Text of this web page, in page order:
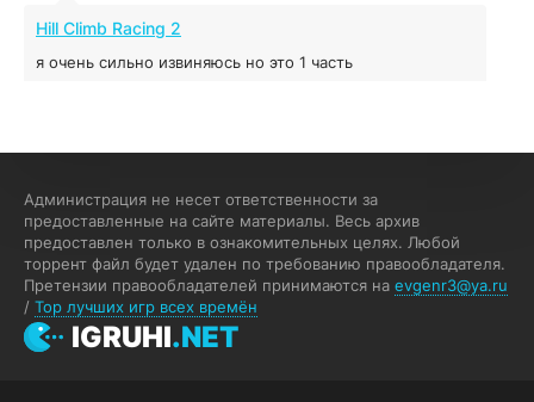
Hill Climb Racing 2
я очень сильно извиняюсь но это 1 часть
если эта для пс а не для пк какого лешего вы пишите
на пк !!!!! Сука ебланойды космические вы напишите
блять на пк с установлением Эмулятора сука калеки на
мозг блять последней стадии
Fannie
13.07.26
F IGRUHI.NET
Администрация не несет ответственности за
предоставленные на сайте материалы. Весь архив
предоставлен только в ознакомительных целях. Любой
торрент файл будет удален по требованию правообладателя.
Претензии правообладателей принимаются на evgenr3@ya.ru
/ Top лучших игр всех времён